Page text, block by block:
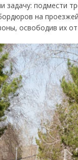
задачу: подмести
на
освободив их